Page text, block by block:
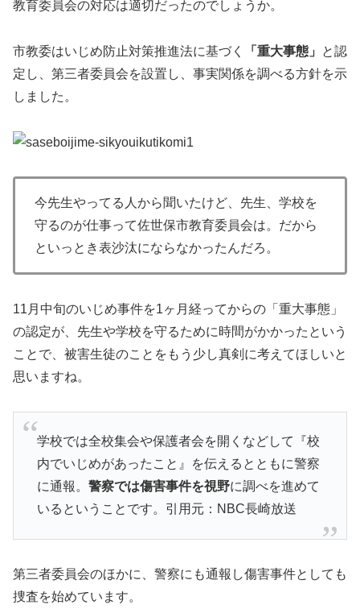
教育委員会の対応は適切だったのでしょうか。
市教委はいじめ防止対策推進法に基づく 「重大事態」
と認
定し、第三者委員会を設置し、事実関係を調べる方針を示
しました。
今先生やってる人から聞いたけど、先生、学校を
守るのが仕事って佐世保市教育委員会は。だから
といっとき表沙汰にならなかったんだろ。
11月中旬のいじめ事件を1ヶ月経ってからの「重大事態」
の認定が、先生や学校を守るために時間がかかったという
ことで、被害生徒のことをもう少し真剣に考えてほしいと
思いますね。
学校では全校集会や保護者会を開くなどして『校
内でいじめがあったこと』を伝えるとともに警察
に通報。 警察では傷害事件を視野に調べを進めて
いるということです。引用元：NBC長崎放送
第三者委員会のほかに、警察にも通報し傷害事件としても
捜査を始めています。